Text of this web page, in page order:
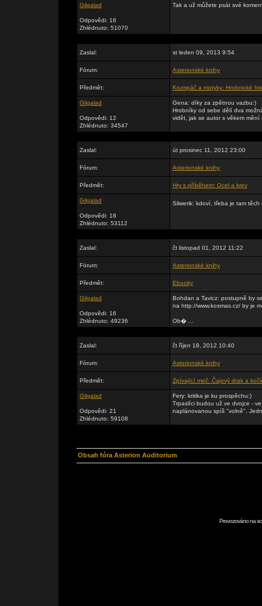
Gilgalad
Odpovědi: 16
Zhlédnuto: 51070
Tak a už můžete psát své
Zaslal: st leden 09, 2013 9:54
Fórum: Asterionské knihy
Předmět: Krumpáč a motyky: Hrobnické
Gilgalad
Odpovědi: 12
Zhlédnuto: 34547
Gena: díky za zpětnou vazbu:)
Hrobníky od sebe dělí dva
vidět, jak se autor s věkem mění
Zaslal: út prosinec 11, 2012 23:00
Fórum: Asterionské knihy
Předmět: Hry s příběhem: Ocel a krev
Gilgalad
Odpovědi: 18
Zhlédnuto: 53112
Silwerik: kdoví, třeba je tam těch
Zaslal: čt listopad 01, 2012 11:22
Fórum: Asterionské knihy
Předmět: Ebooky
Gilgalad
Odpovědi: 16
Zhlédnuto: 49236
Bohdan a Tavicz: postupně by
na http://www.kosmas.cz/ by je
Ob� ...
Zaslal: čt říjen 18, 2012 10:40
Fórum: Asterionské knihy
Předmět: Zpívající meč: Čajový drak a
Gilgalad
Odpovědi: 21
Zhlédnuto: 59108
Fery: kritika je ku prospěchu:)
Trpaslíci budou už ve dvojce -
naplánovanou spíš "volně".
Obsah fóra Asterion Auditorium
Provozováno na